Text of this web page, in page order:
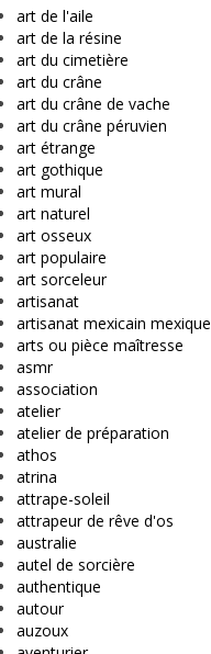
art de l'aile
art de la résine
art du cimetière
art du crâne
art du crâne de vache
art du crâne péruvien
art étrange
art gothique
art mural
art naturel
art osseux
art populaire
art sorceleur
artisanat
artisanat mexicain mexique
arts ou pièce maîtresse
asmr
association
atelier
atelier de préparation
athos
atrina
attrape-soleil
attrapeur de rêve d'os
australie
autel de sorcière
authentique
autour
auzoux